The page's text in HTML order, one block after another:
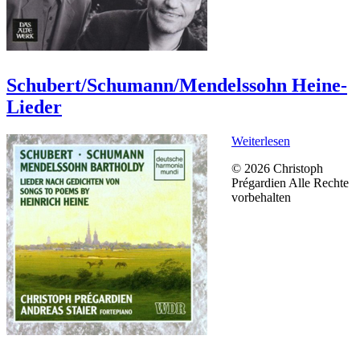
Schubert/Schumann/Mendelssohn Heine-
Lieder
Weiterlesen
© 2026 Christoph
Prégardien Alle Rechte
vorbehalten